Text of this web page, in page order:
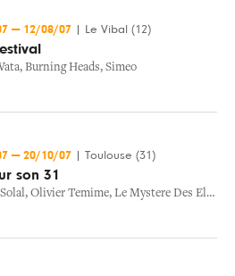
— 12/08/07 Le Vibal (12)
, Burning Heads, Simeo
— 20/10/07 Toulouse (31)
son 31
, Olivier Temime, Le Mystere Des Elephants